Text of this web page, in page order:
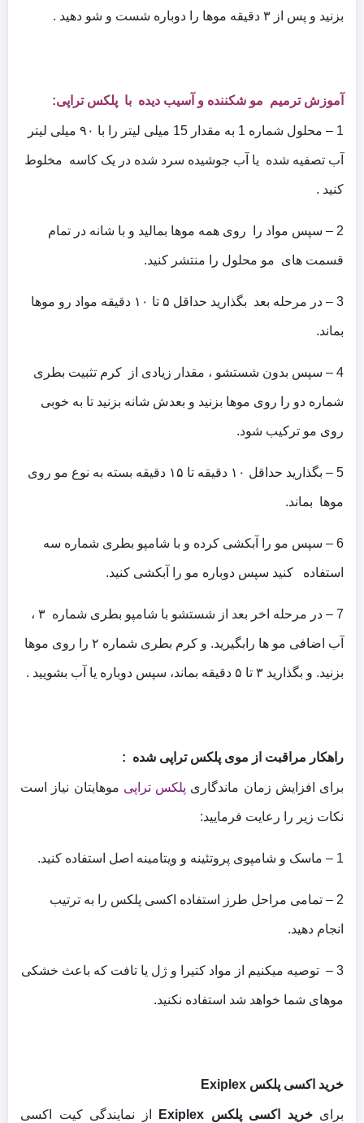
بزنید و پس از ۳ دقیقه موها را دوباره شست و شو دهید .
آموزش ترمیم مو شکننده و آسیب دیده با پلکس تراپی:
1 – محلول شماره 1 به مقدار 15 میلی لیتر را با ۹۰ میلی لیتر
آب تصفیه شده یا آب جوشیده سرد شده در یک کاسه مخلوط
کنید .
2 – سپس مواد را روی همه موها بمالید و با شانه در تمام
قسمت های مو محلول را منتشر کنید.
3 – در مرحله بعد بگذارید حداقل ۵ تا ۱۰ دقیقه مواد رو موها
بماند.
4 – سپس بدون شستشو ، مقدار زیادی از کرم تثبیت بطری
شماره دو را روی موها بزنید و بعدش شانه بزنید تا به خوبی
روی مو ترکیب شود.
5 – بگذارید حداقل ۱۰ دقیقه تا ۱۵ دقیقه بسته به نوع مو روی
موها بماند.
6 – سپس مو را آبکشی کرده و با شامپو بطری شماره سه
استفاده کنید سپس دوباره مو را آبکشی کنید.
7 – در مرحله اخر بعد از شستشو با شامپو بطری شماره ۳ ،
آب اضافی مو ها رابگیرید. و کرم بطری شماره ۲ را روی موها
بزنید. و بگذارید ۳ تا ۵ دقیقه بماند، سپس دوباره یا آب بشویید .
راهکار مراقبت از موی پلکس تراپی شده :
برای افزایش زمان ماندگاری پلکس تراپی موهایتان نیاز است
نکات زیر را رعایت فرمایید:
1 – ماسک و شامپوی پروتئینه و ویتامینه اصل استفاده کنید.
2 – تمامی مراحل طرز استفاده اکسی پلکس را به ترتیب
انجام دهید.
3 – توصیه میکنیم از مواد کتیرا و ژل یا تافت که باعث خشکی
موهای شما خواهد شد استفاده نکنید.
خرید اکسی پلکس Exiplex
برایخرید اکسی پلکس Exiplex از نمایندگی کیت اکسی